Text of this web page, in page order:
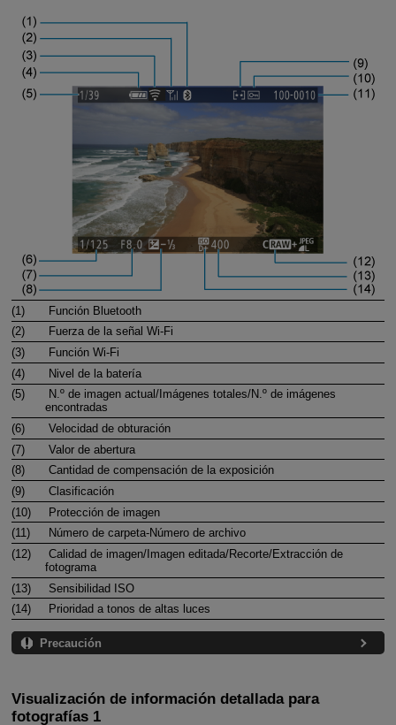
(1)
Función Bluetooth
(2)
Fuerza de la señalWi-Fi
(3)
FunciónWi-Fi
(4)
Nivel de la batería
(5)
N.º de imagen actual/Imágenes totales/N.º de imágenes
encontradas
(6)
Velocidad de obturación
(7)
Valor de abertura
(8)
Cantidad de compensación de la exposición
(9)
Clasificación
(10)
Protección de imagen
(11)
Número de carpeta-Número de archivo
(12)
Calidad de imagen/Imagen editada/Recorte/Extracción de
fotograma
(13)
Sensibilidad ISO
(14)
Prioridad a tonos de altas luces
Precaución
Visualización de información detallada para
fotografías 1